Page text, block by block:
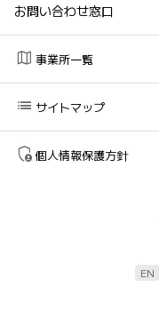
お問い合わせ窓口
map 事業所一覧
list サイトマップ
admin_panel_settings 個人情報保護方針
EN